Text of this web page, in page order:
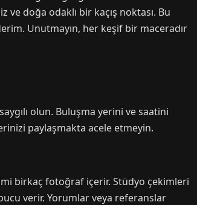
doğa odaklı bir kaçış noktası. Bu
Unutmayın, her keşif bir maceradır
olun. Buluşma yerini ve saatini
paylaşmakta acele etmeyin.
birkaç fotoğraf içerir. Stüdyo çekimleri
verir. Yorumlar veya referanslar